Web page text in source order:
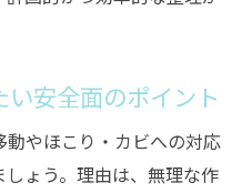
安全面のポイント
やほこり・カビへの対応
ょう。理由は、無理な作